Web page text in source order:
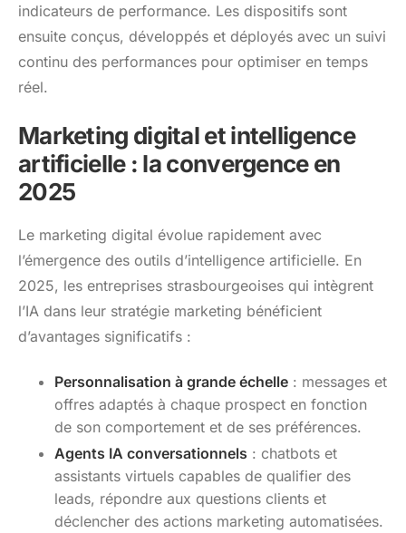
indicateurs de performance. Les dispositifs sont
ensuite conçus, développés et déployés avec un suivi
continu des performances pour optimiser en temps
réel.
Marketing digital et intelligence
artificielle : la convergence en
2025
Le marketing digital évolue rapidement avec
l’émergence des outils d’intelligence artificielle. En
2025, les entreprises strasbourgeoises qui intègrent
l’IA dans leur stratégie marketing bénéficient
d’avantages significatifs :
Personnalisation à grande échelle : messages et
offres adaptés à chaque prospect en fonction
de son comportement et de ses préférences.
Agents IA conversationnels : chatbots et
assistants virtuels capables de qualifier des
leads, répondre aux questions clients et
déclencher des actions marketing automatisées.